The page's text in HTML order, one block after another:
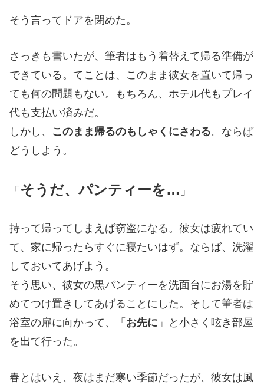
そう言ってドアを閉めた。
さっきも書いたが、筆者はもう着替えて帰る準備が
できている。てことは、このまま彼女を置いて帰っ
ても何の問題もない。もちろん、ホテル代もプレイ
代も支払い済みだ。
しかし、 このまま帰るのもしゃくにさわる。ならば
どうしよう。
「 そうだ、パンティーを… 」
持って帰ってしまえば窃盗になる。彼女は疲れてい
て、家に帰ったらすぐに寝たいはず。ならば、洗濯
しておいてあげよう。
そう思い、彼女の黒パンティーを洗面台にお湯を貯
めてつけ置きしてあげることにした。そして筆者は
浴室の扉に向かって、「 お先に 」と小さく呟き部屋
を出て行った。
春とはいえ、夜はまだ寒い季節だったが、彼女は風